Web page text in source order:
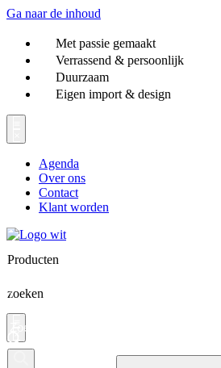
Ga naar de inhoud
Met passie gemaakt
Verrassend & persoonlijk
Duurzaam
Eigen import & design
Agenda
Over ons
Contact
Klant worden
Producten
zoeken